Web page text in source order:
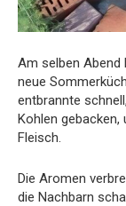
Am selben Abend
neue
entbrannte
Kohlen
Fleisch.
Die Aromen
die Nachbarn